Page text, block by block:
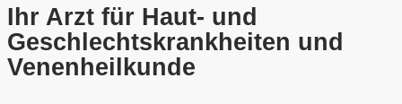
Ihr Arzt für Haut- und
Geschlechtskrankheiten und
Venenheilkunde